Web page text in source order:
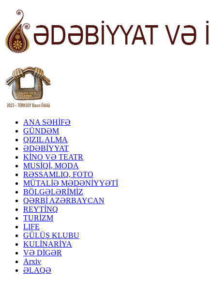
ANA SƏHİFƏ
GÜNDƏM
QIZIL ALMA
ƏDƏBİYYAT
KİNO VƏ TEATR
MUSİQİ, MODA
RƏSSAMLIQ, FOTO
MÜTALİƏ MƏDƏNİYYƏTİ
BÖLGƏLƏRİMİZ
QƏRBİ AZƏRBAYCAN
REYTİNQ
TURİZM
LIFE
GÜLÜŞ KLUBU
KULİNARİYA
VƏ DİGƏR
Arxiv
ƏLAQƏ